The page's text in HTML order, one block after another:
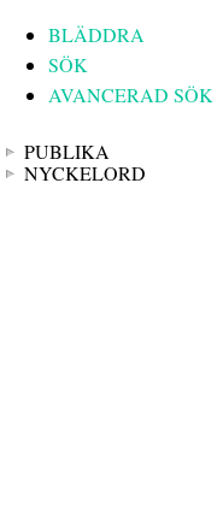
BLÄDDRA
SÖK
AVANCERAD SÖK
PUBLIKA
NYCKELORD